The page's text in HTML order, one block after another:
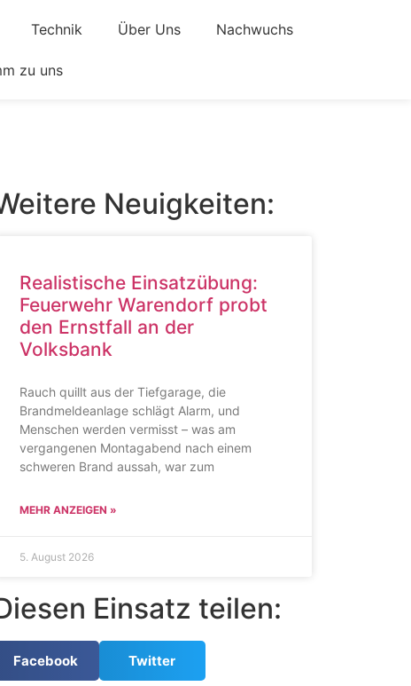
Technik Über Uns Nachwuchs
zu uns
Neuigkeiten:
Realistische Einsatzübung:
Feuerwehr Warendorf probt
den Ernstfall an der
Volksbank
Rauch quillt aus der Tiefgarage, die
Brandmeldeanlage schlägt Alarm, und
Menschen werden vermisst – was am
vergangenen Montagabend nach einem
schweren Brand aussah, war zum
MEHR ANZEIGEN »
5. August 2026
Einsatz teilen:
Facebook Twitter